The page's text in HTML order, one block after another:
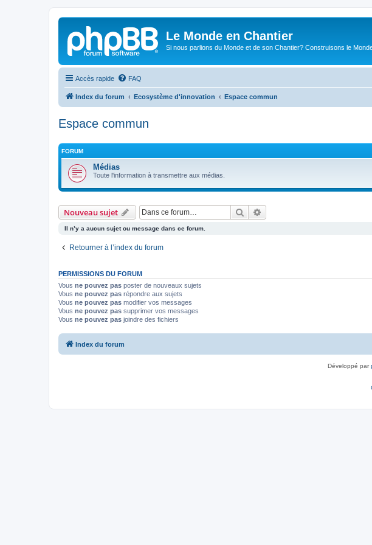
Le Monde en Chantier
Si nous parlions du Monde et de son Chantier? Construisons le
Accès rapide FAQ
Index du forum Ecosystème d'innovation Espace commun
Espace commun
FORUM
Médias
Toute l'information à transmettre aux médias.
Nouveau sujet Rechercher
Il n’y a aucun sujet ou message dans ce forum.
Retourner à l’index du forum
PERMISSIONS DU FORUM
Vous ne pouvez pas poster de nouveaux sujets
Vous ne pouvez pas répondre aux sujets
Vous ne pouvez pas modifier vos messages
Vous ne pouvez pas supprimer vos messages
Vous ne pouvez pas joindre des fichiers
Index du forum
Développé par